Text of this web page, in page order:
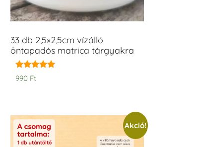
33 db 2,5×2,5cm vízálló
öntapadós matrica tárgyakra
Értékelés:
5.00
990 Ft
Akció!